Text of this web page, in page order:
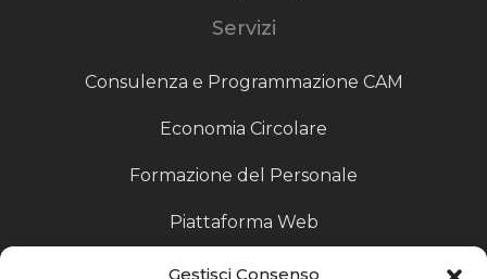
Gestisci Consenso
Servizi
Consulenza e Programmazione CAM
Economia Circolare
Formazione del Personale
Piattaforma Web
Scouting fornitori